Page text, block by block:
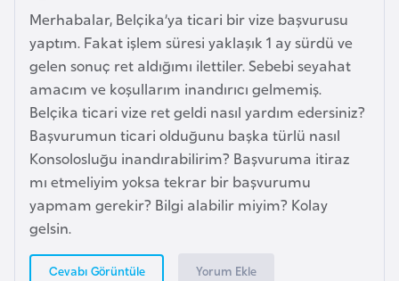
Merhabalar, Belçika’ya ticari bir vize başvurusu
yaptım. Fakat işlem süresi yaklaşık 1 ay sürdü ve
gelen sonuç ret aldığımı ilettiler. Sebebi seyahat
amacım ve koşullarım inandırıcı gelmemiş.
Belçika ticari vize ret geldi nasıl yardım edersiniz?
Başvurumun ticari olduğunu başka türlü nasıl
Konsolosluğu inandırabilirim? Başvuruma itiraz
mı etmeliyim yoksa tekrar bir başvurumu
yapmam gerekir? Bilgi alabilir miyim? Kolay
gelsin.
Cevabı Görüntüle Yorum Ekle
a
H
i
n
d
i
s
t
a
n